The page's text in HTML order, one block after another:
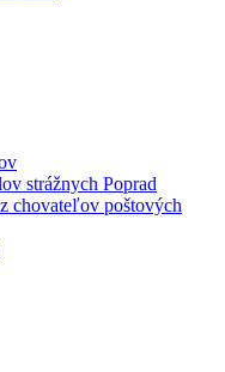
strážnych Poprad
chovateľov poštových